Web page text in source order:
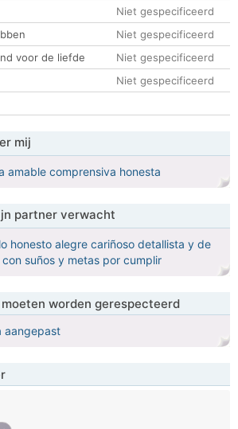
Niet gespecificeerd
Niet gespecificeerd
voor de liefde
Niet gespecificeerd
Niet gespecificeerd
mij
amable comprensiva honesta
partner verwacht
honesto alegre cariñoso detallista y de
suños y metas por cumplir
worden gerespecteerd
aangepast